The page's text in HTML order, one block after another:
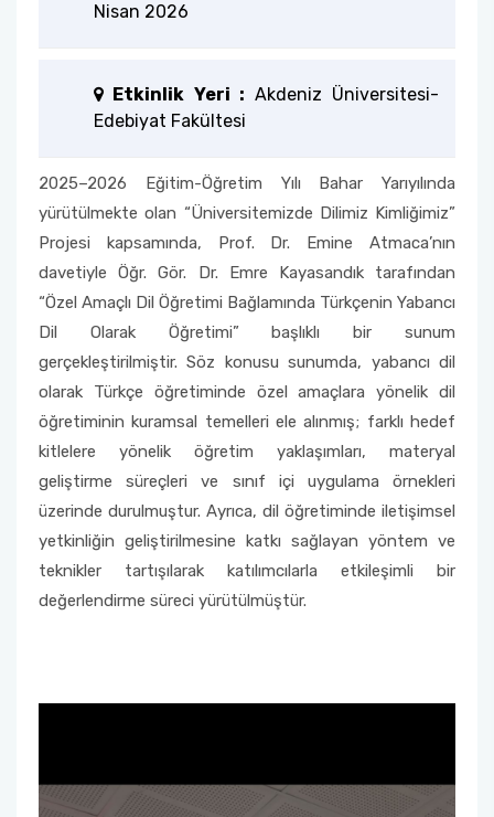
Nisan 2026
Etkinlik Yeri : Akdeniz Üniversitesi-
Edebiyat Fakültesi
2025–2026 Eğitim-Öğretim Yılı Bahar Yarıyılında
yürütülmekte olan “Üniversitemizde Dilimiz Kimliğimiz”
Projesi kapsamında, Prof. Dr. Emine Atmaca’nın
davetiyle Öğr. Gör. Dr. Emre Kayasandık tarafından
“Özel Amaçlı Dil Öğretimi Bağlamında Türkçenin Yabancı
Dil Olarak Öğretimi” başlıklı bir sunum
gerçekleştirilmiştir. Söz konusu sunumda, yabancı dil
olarak Türkçe öğretiminde özel amaçlara yönelik dil
öğretiminin kuramsal temelleri ele alınmış; farklı hedef
kitlelere yönelik öğretim yaklaşımları, materyal
geliştirme süreçleri ve sınıf içi uygulama örnekleri
üzerinde durulmuştur. Ayrıca, dil öğretiminde iletişimsel
yetkinliğin geliştirilmesine katkı sağlayan yöntem ve
teknikler tartışılarak katılımcılarla etkileşimli bir
değerlendirme süreci yürütülmüştür.